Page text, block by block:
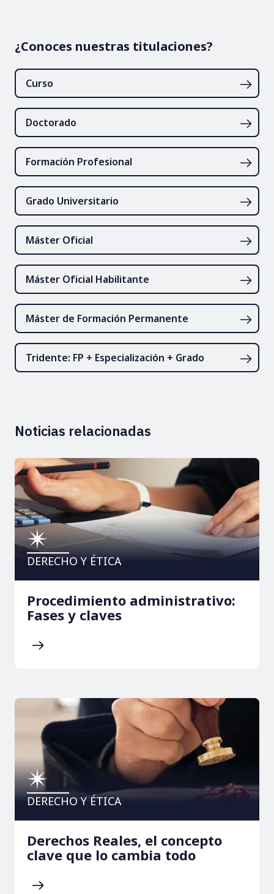
¿Conoces nuestras titulaciones?
Curso
Doctorado
Formación Profesional
Grado Universitario
Máster Oficial
Máster Oficial Habilitante
Máster de Formación Permanente
Tridente: FP + Especialización + Grado
Noticias relacionadas
DERECHO Y ÉTICA
Procedimiento administrativo:
Fases y claves
DERECHO Y ÉTICA
Derechos Reales, el concepto
clave que lo cambia todo